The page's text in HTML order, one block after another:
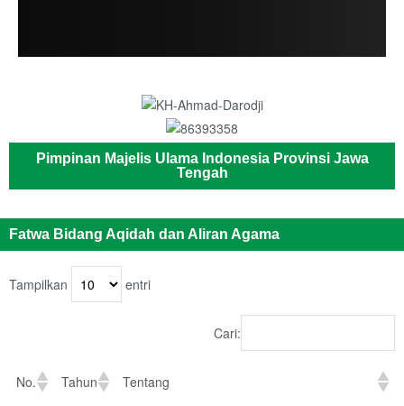
Pimpinan Majelis Ulama Indonesia Provinsi Jawa
Tengah
Fatwa Bidang Aqidah dan Aliran Agama
Tampilkan entri
Cari:
No. Tahun
Tentang